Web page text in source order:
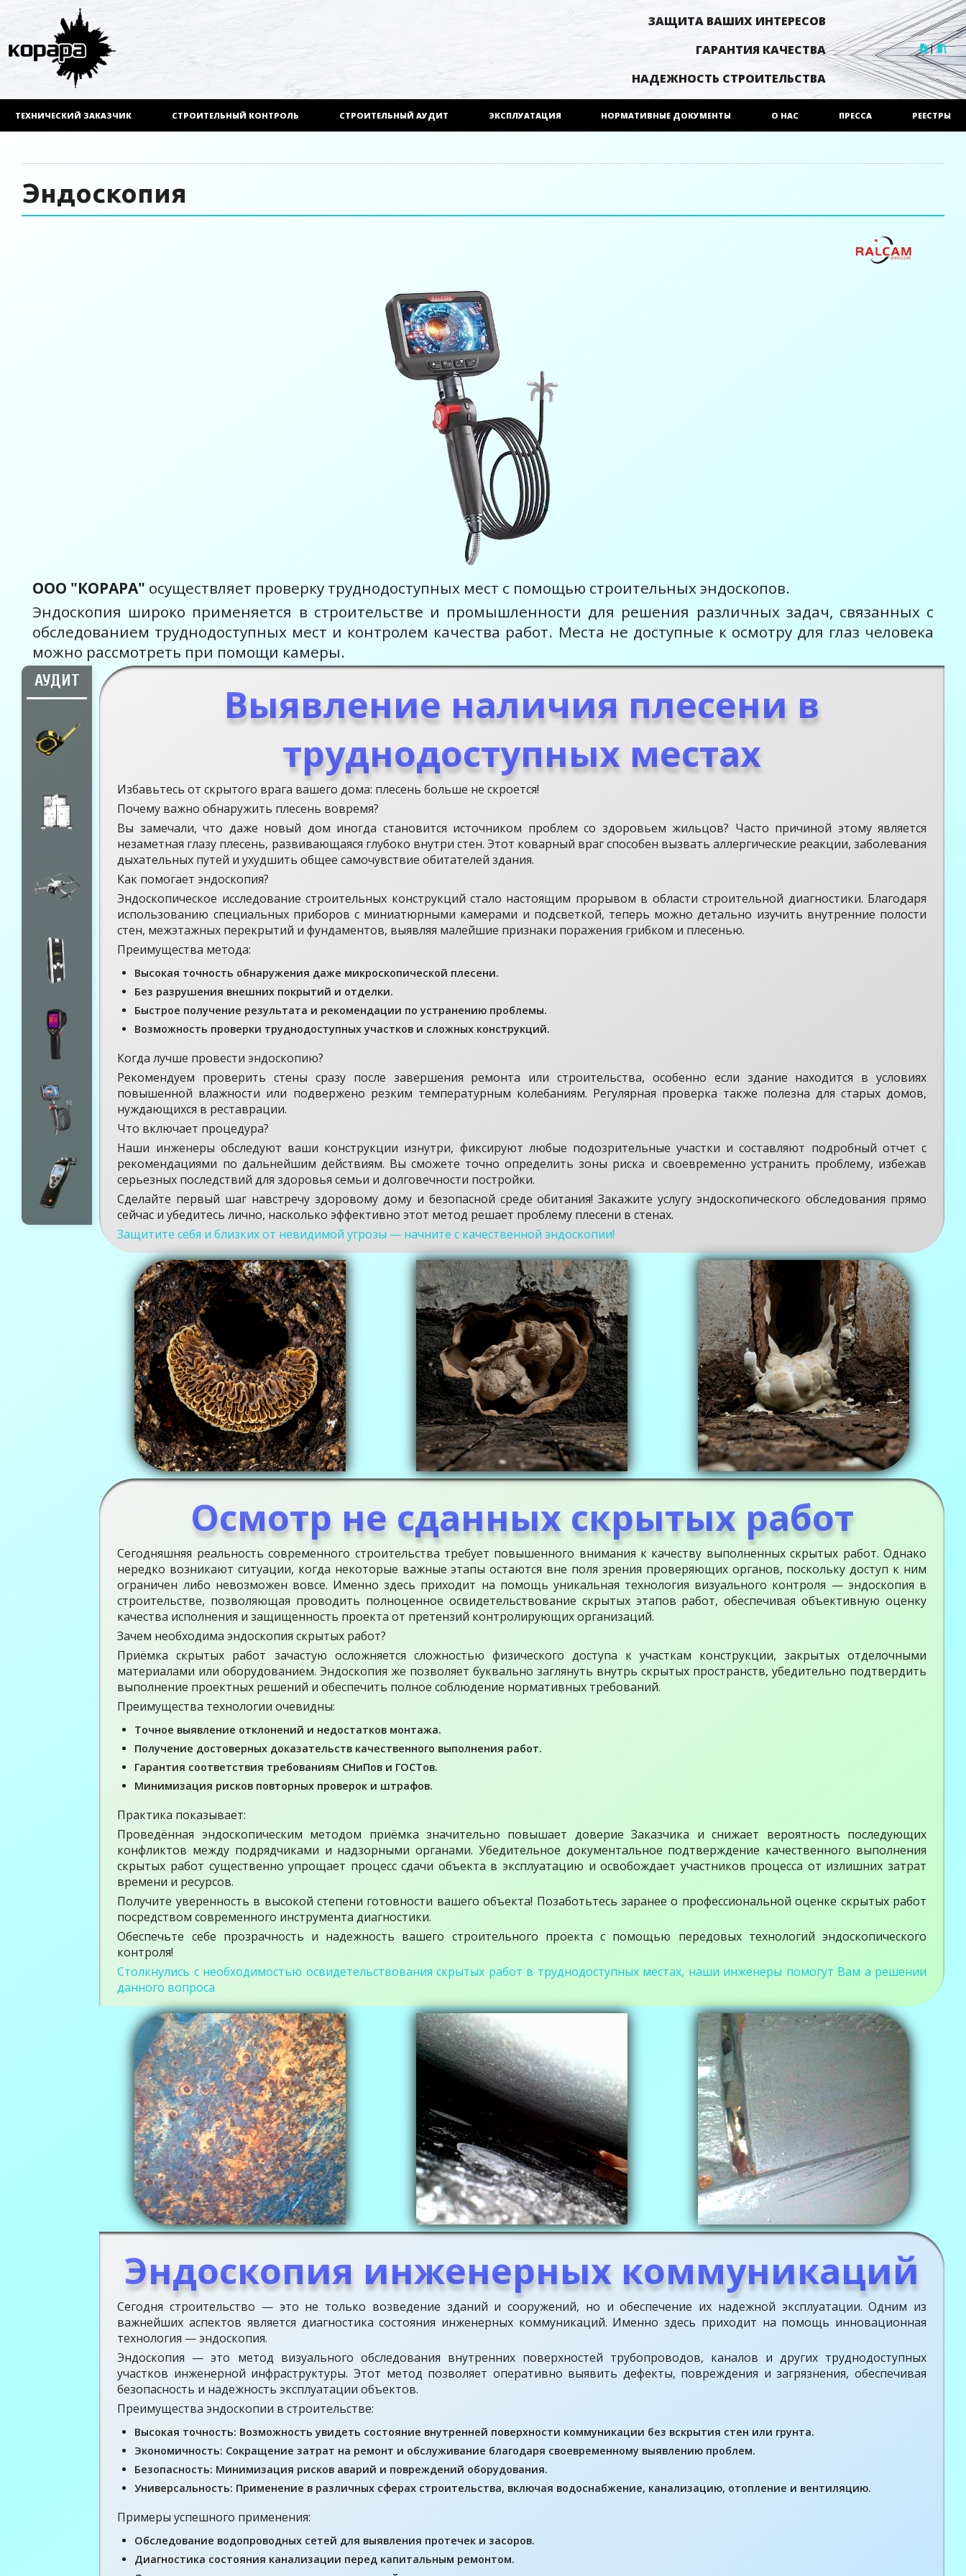
ЗАЩИТА ВАШИХ ИНТЕРЕСОВ
ГАРАНТИЯ КАЧЕСТВА
НАДЕЖНОСТЬ СТРОИТЕЛЬСТВА
|
ТЕХНИЧЕСКИЙ ЗАКАЗЧИК СТРОИТЕЛЬНЫЙ КОНТРОЛЬ СТРОИТЕЛЬНЫЙ АУДИТ ЭКСПЛУАТАЦИЯ НОРМАТИВНЫЕ ДОКУМЕНТЫ О НАС ПРЕССА РЕЕСТРЫ
Эндоскопия
ООО "КОРАРА" осуществляет проверку труднодоступных мест с помощью строительных эндоскопов.
Эндоскопия широко применяется в строительстве и промышленности для решения различных задач, связанных с
обследованием труднодоступных мест и контролем качества работ. Места не доступные к осмотру для глаз человека
можно рассмотреть при помощи камеры.
АУДИТ
Выявление наличия плесени в
труднодоступных местах
Избавьтесь от скрытого врага вашего дома: плесень больше не скроется!
Почему важно обнаружить плесень вовремя?
Вы замечали, что даже новый дом иногда становится источником проблем со здоровьем жильцов? Часто причиной этому является
незаметная глазу плесень, развивающаяся глубоко внутри стен. Этот коварный враг способен вызвать аллергические реакции, заболевания
дыхательных путей и ухудшить общее самочувствие обитателей здания.
Как помогает эндоскопия?
Эндоскопическое исследование строительных конструкций стало настоящим прорывом в области строительной диагностики. Благодаря
использованию специальных приборов с миниатюрными камерами и подсветкой, теперь можно детально изучить внутренние полости
стен, межэтажных перекрытий и фундаментов, выявляя малейшие признаки поражения грибком и плесенью.
Преимущества метода:
Высокая точность обнаружения даже микроскопической плесени.
Без разрушения внешних покрытий и отделки.
Быстрое получение результата и рекомендации по устранению проблемы.
Возможность проверки труднодоступных участков и сложных конструкций.
Когда лучше провести эндоскопию?
Рекомендуем проверить стены сразу после завершения ремонта или строительства, особенно если здание находится в условиях
повышенной влажности или подвержено резким температурным колебаниям. Регулярная проверка также полезна для старых домов,
нуждающихся в реставрации.
Что включает процедура?
Наши инженеры обследуют ваши конструкции изнутри, фиксируют любые подозрительные участки и составляют подробный отчет с
рекомендациями по дальнейшим действиям. Вы сможете точно определить зоны риска и своевременно устранить проблему, избежав
серьезных последствий для здоровья семьи и долговечности постройки.
Сделайте первый шаг навстречу здоровому дому и безопасной среде обитания! Закажите услугу эндоскопического обследования прямо
сейчас и убедитесь лично, насколько эффективно этот метод решает проблему плесени в стенах.
Защитите себя и близких от невидимой угрозы — начните с качественной эндоскопии!
Осмотр не сданных скрытых работ
Сегодняшняя реальность современного строительства требует повышенного внимания к качеству выполненных скрытых работ. Однако
нередко возникают ситуации, когда некоторые важные этапы остаются вне поля зрения проверяющих органов, поскольку доступ к ним
ограничен либо невозможен вовсе. Именно здесь приходит на помощь уникальная технология визуального контроля — эндоскопия в
строительстве, позволяющая проводить полноценное освидетельствование скрытых этапов работ, обеспечивая объективную оценку
качества исполнения и защищенность проекта от претензий контролирующих организаций.
Зачем необходима эндоскопия скрытых работ?
Приёмка скрытых работ зачастую осложняется сложностью физического доступа к участкам конструкции, закрытых отделочными
материалами или оборудованием. Эндоскопия же позволяет буквально заглянуть внутрь скрытых пространств, убедительно подтвердить
выполнение проектных решений и обеспечить полное соблюдение нормативных требований.
Преимущества технологии очевидны:
Точное выявление отклонений и недостатков монтажа.
Получение достоверных доказательств качественного выполнения работ.
Гарантия соответствия требованиям СНиПов и ГОСТов.
Минимизация рисков повторных проверок и штрафов.
Практика показывает:
Проведённая эндоскопическим методом приёмка значительно повышает доверие Заказчика и снижает вероятность последующих
конфликтов между подрядчиками и надзорными органами. Убедительное документальное подтверждение качественного выполнения
скрытых работ существенно упрощает процесс сдачи объекта в эксплуатацию и освобождает участников процесса от излишних затрат
времени и ресурсов.
Получите уверенность в высокой степени готовности вашего объекта! Позаботьтесь заранее о профессиональной оценке скрытых работ
посредством современного инструмента диагностики.
Обеспечьте себе прозрачность и надежность вашего строительного проекта с помощью передовых технологий эндоскопического
контроля!
Столкнулись с необходимостью освидетельствования скрытых работ в труднодоступных местах, наши инженеры помогут Вам а решении
данного вопроса
Эндоскопия инженерных коммуникаций
Сегодня строительство — это не только возведение зданий и сооружений, но и обеспечение их надежной эксплуатации. Одним из
важнейших аспектов является диагностика состояния инженерных коммуникаций. Именно здесь приходит на помощь инновационная
технология — эндоскопия.
Эндоскопия — это метод визуального обследования внутренних поверхностей трубопроводов, каналов и других труднодоступных
участков инженерной инфраструктуры. Этот метод позволяет оперативно выявить дефекты, повреждения и загрязнения, обеспечивая
безопасность и надежность эксплуатации объектов.
Преимущества эндоскопии в строительстве:
Высокая точность: Возможность увидеть состояние внутренней поверхности коммуникации без вскрытия стен или грунта.
Экономичность: Сокращение затрат на ремонт и обслуживание благодаря своевременному выявлению проблем.
Безопасность: Минимизация рисков аварий и повреждений оборудования.
Универсальность: Применение в различных сферах строительства, включая водоснабжение, канализацию, отопление и вентиляцию.
Примеры успешного применения:
Обследование водопроводных сетей для выявления протечек и засоров.
Диагностика состояния канализации перед капитальным ремонтом.